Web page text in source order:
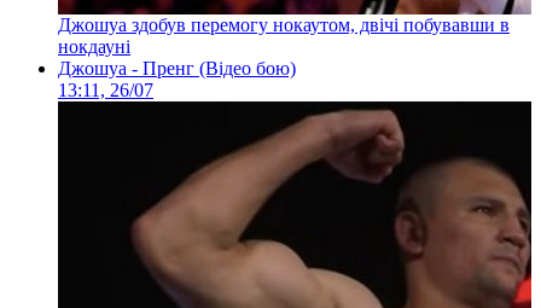
Джошуа здобув перемогу нокаутом, двічі побувавши в
нокдауні
Джошуа - Пренг (Відео бою)
13:11, 26/07